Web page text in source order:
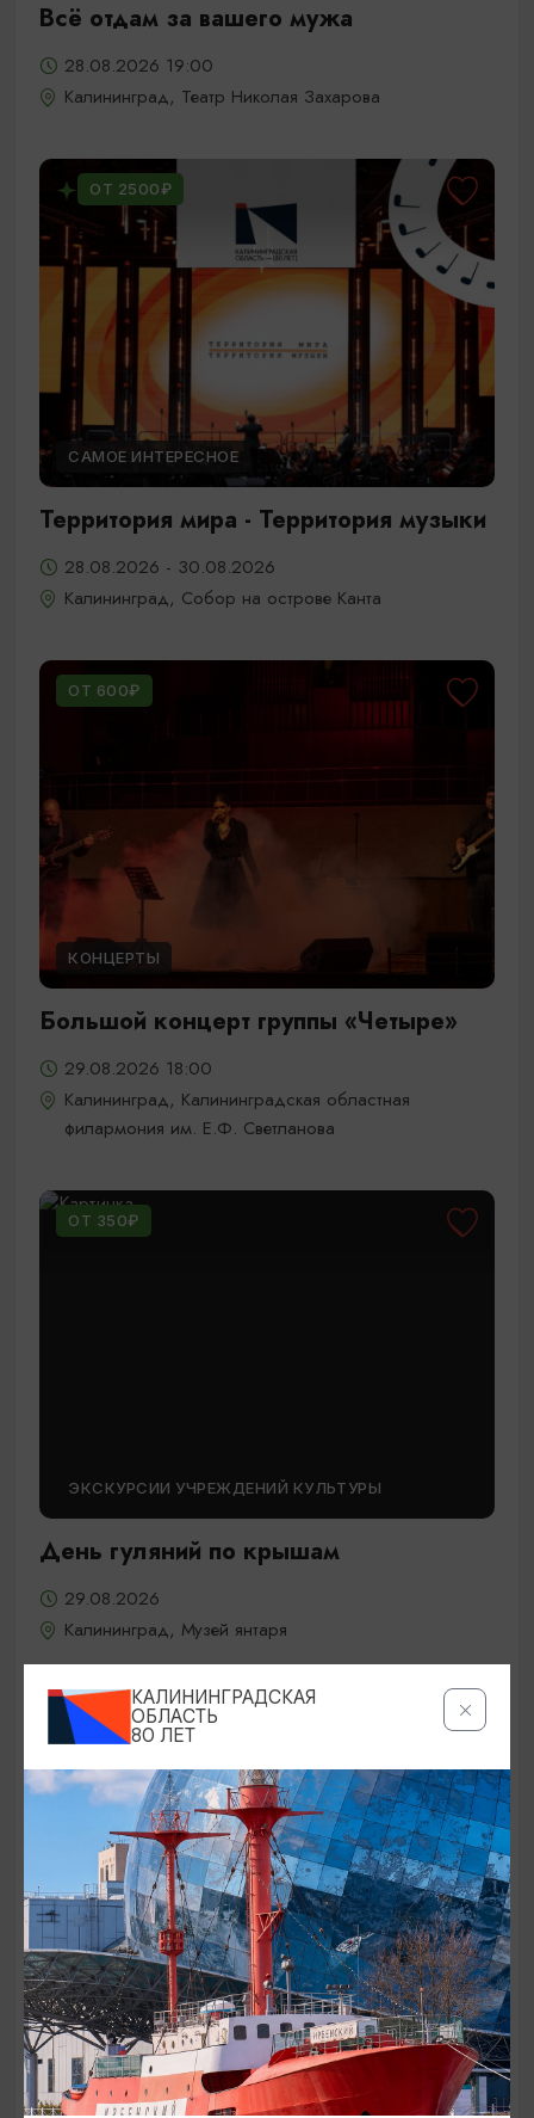
Всё отдам за вашего мужа
28.08.2026 19:00
Калининград, Театр Николая Захарова
ОТ 2500₽
САМОЕ ИНТЕРЕСНОЕ
Территория мира - Территория музыки
28.08.2026 - 30.08.2026
Калининград, Собор на острове Канта
ОТ 600₽
КОНЦЕРТЫ
Большой концерт группы «Четыре»
29.08.2026 18:00
Калининград, Калининградская областная
филармония им. Е.Ф. Светланова
ОТ 350₽
ЭКСКУРСИИ УЧРЕЖДЕНИЙ КУЛЬТУРЫ
День гуляний по крышам
29.08.2026
Калининград, Музей янтаря
БЕСПЛАТНО
80-ЛЕТИЕ КАЛИНИНГРАДСКОЙ ОБЛАСТИ
7-й открытый областной Фестиваль
казачьей культуры «Казакам на
Балтике стоять!»
КАЛИНИНГРАДСКАЯ
ОБЛАСТЬ
80 ЛЕТ